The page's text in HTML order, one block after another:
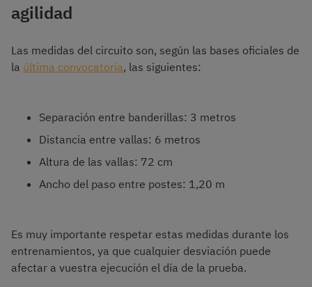
agilidad
Las medidas del circuito son, según las bases oficiales de
la última convocatoria, las siguientes:
Separación entre banderillas: 3 metros
Distancia entre vallas: 6 metros
Altura de las vallas: 72 cm
Ancho del paso entre postes: 1,20 m
Es muy importante respetar estas medidas durante los
entrenamientos, ya que cualquier desviación puede
afectar a vuestra ejecución el día de la prueba.